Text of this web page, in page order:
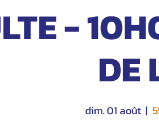
-
DE
dim. 01 août
  |